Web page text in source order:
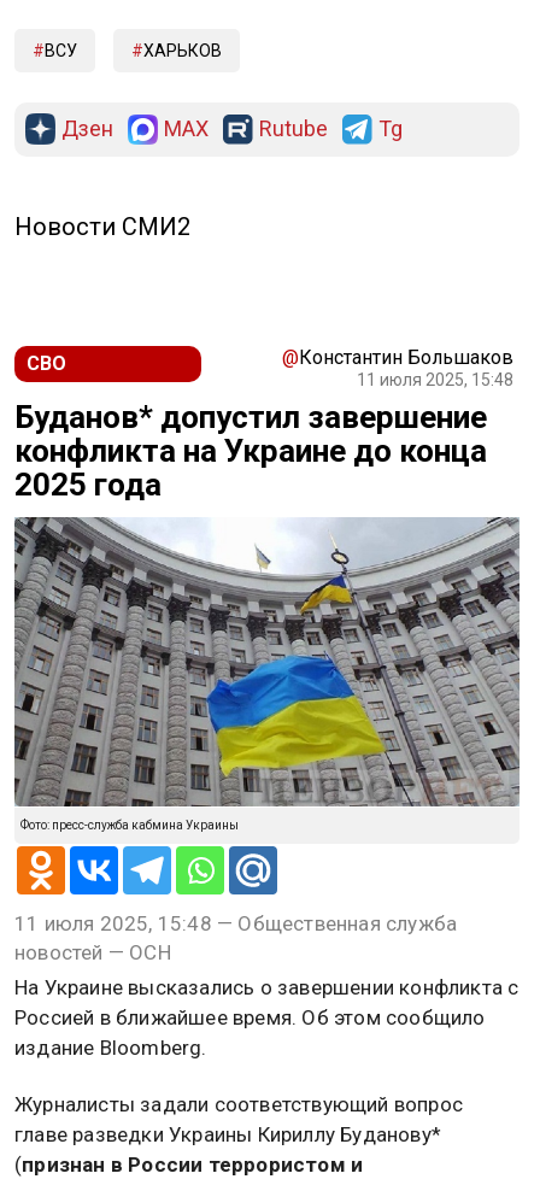
ВСУ ХАРЬКОВ
Дзен MAX Rutube Tg
Новости СМИ2
СВО @Константин Большаков
11 июля 2025, 15:48
Буданов* допустил завершение
конфликта на Украине до конца
2025 года
Фото: пресс-служба кабмина Украины
11 июля 2025, 15:48 — Общественная служба
новостей — ОСН
На Украине высказались о завершении конфликта с
Россией в ближайшее время. Об этом сообщило
издание Bloomberg.
Журналисты задали соответствующий вопрос
главе разведки Украины Кириллу Буданову*
(признан в России террористом и